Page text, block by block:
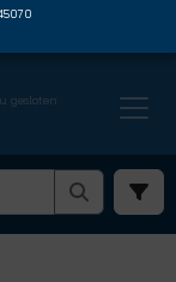
gesloten